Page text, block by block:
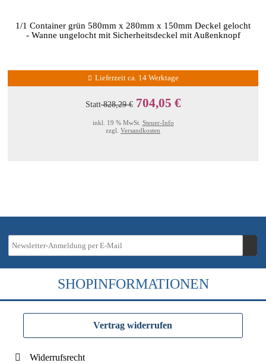
1/1 Container grün 580mm x 280mm x 150mm Deckel gelocht
- Wanne ungelocht mit Sicherheitsdeckel mit Außenknopf
Lieferzeit ca. 14 Werktage
Statt828,29 € 704,05 €
inkl. 19 % MwSt. Steuer-Info
zzgl. Versandkosten
SHOPINFORMATIONEN
Vertrag widerrufen
Widerrufsrecht